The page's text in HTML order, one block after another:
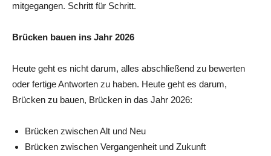
mitgegangen. Schritt für Schritt.
Brücken bauen ins Jahr 2026
Heute geht es nicht darum, alles abschließend zu bewerten
oder fertige Antworten zu haben. Heute geht es darum,
Brücken zu bauen, Brücken in das Jahr 2026:
Brücken zwischen Alt und Neu
Brücken zwischen Vergangenheit und Zukunft